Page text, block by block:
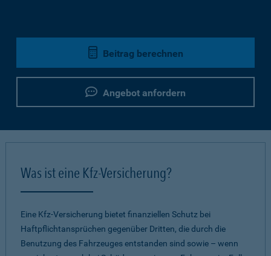
Beitrag berechnen
Angebot anfordern
Was ist eine Kfz-Versicherung?
Eine Kfz-Versicherung bietet finanziellen Schutz bei
Haftpflichtansprüchen gegenüber Dritten, die durch die
Benutzung des Fahrzeuges entstanden sind sowie – wenn